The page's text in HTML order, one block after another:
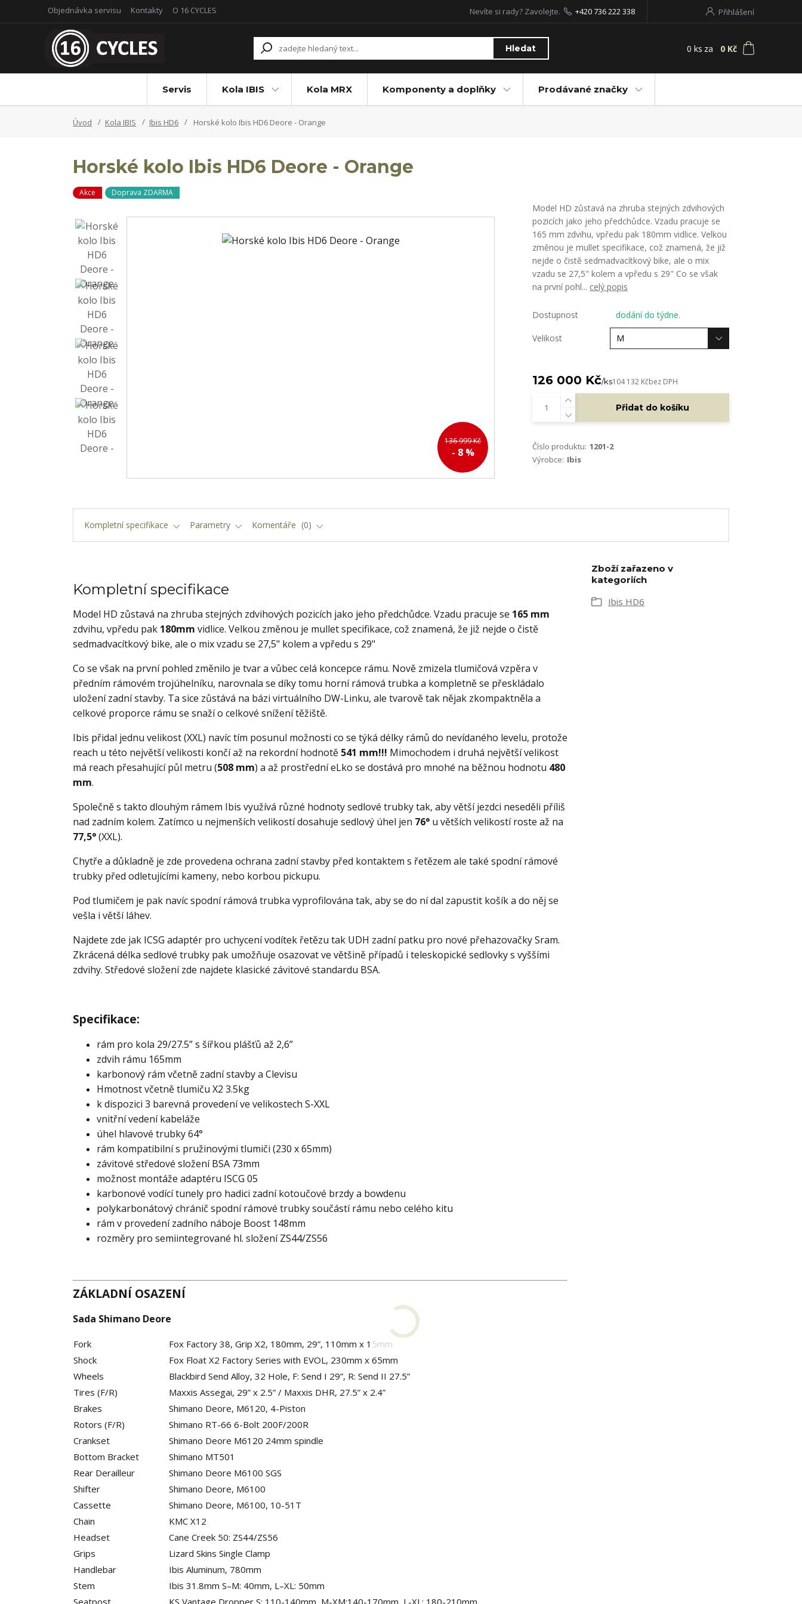
Objednávka servisu Kontakty O 16 CYCLES Přihlášení
Hledat
Nevíte si rady? Zavolejte. +420 736 222 338
0 ks za 0 Kč
Servis Kola IBIS Kola MRX Komponenty a doplňky Prodávané značky
Úvod Kola IBIS Ibis HD6 Horské kolo Ibis HD6 Deore - Orange
Horské kolo Ibis HD6 Deore - Orange
Akce Doprava ZDARMA
136 999 Kč
- 8 %
Model HD zůstavá na zhruba stejných zdvihových
pozicích jako jeho předchůdce. Vzadu pracuje se
165 mm zdvihu, vpředu pak 180mm vidlice. Velkou
změnou je mullet specifikace, což znamená, že již
nejde o čistě sedmadvacítkový bike, ale o mix
vzadu se 27,5" kolem a vpředu s 29" Co se však
na první pohl... celý popis
Dostupnost dodání do týdne.
Velikost
126 000 Kč/ks104 132 Kčbez DPH
Přidat do košíku
Číslo produktu: 1201-2
Výrobce: Ibis
Kompletní specifikace Parametry Komentáře 0
Kompletní specifikace
Model HD zůstavá na zhruba stejných zdvihových pozicích jako jeho předchůdce. Vzadu pracuje se 165 mm
zdvihu, vpředu pak 180mm vidlice. Velkou změnou je mullet specifikace, což znamená, že již nejde o čistě
sedmadvacítkový bike, ale o mix vzadu se 27,5" kolem a vpředu s 29"
Co se však na první pohled změnilo je tvar a vůbec celá koncepce rámu. Nově zmizela tlumičová vzpěra v
předním rámovém trojúhelníku, narovnala se díky tomu horní rámová trubka a kompletně se přeskládalo
uložení zadní stavby. Ta sice zůstává na bázi virtuálního DW-Linku, ale tvarově tak nějak zkompaktněla a
celkové proporce rámu se snaží o celkové snížení těžiště.
Ibis přidal jednu velikost (XXL) navíc tím posunul možnosti co se týká délky rámů do nevídaného levelu, protože
reach u této největší velikosti končí až na rekordní hodnotě 541 mm!!! Mimochodem i druhá největší velikost
má reach přesahující půl metru (508 mm) a až prostřední eLko se dostává pro mnohé na běžnou hodnotu 480
mm.
Společně s takto dlouhým rámem Ibis využívá různé hodnoty sedlové trubky tak, aby větší jezdci neseděli příliš
nad zadním kolem. Zatímco u nejmenších velikostí dosahuje sedlový úhel jen 76° u větších velikostí roste až na
77,5°(XXL).
Chytře a důkladně je zde provedena ochrana zadní stavby před kontaktem s řetězem ale také spodní rámové
trubky před odletujícími kameny, nebo korbou pickupu.
Pod tlumičem je pak navíc spodní rámová trubka vyprofilována tak, aby se do ní dal zapustit košík a do něj se
vešla i větší láhev.
Najdete zde jak ICSG adaptér pro uchycení vodítek řetězu tak UDH zadní patku pro nové přehazovačky Sram.
Zkrácená délka sedlové trubky pak umožňuje osazovat ve většině případů i teleskopické sedlovky s vyššími
zdvihy. Středové složení zde najdete klasické závitové standardu BSA.
Specifikace:
rám pro kola 29/27.5” s šířkou plášťů až 2,6”
zdvih rámu 165mm
karbonový rám včetně zadní stavby a Clevisu
Hmotnost včetně tlumiču X2 3.5kg
k dispozici 3 barevná provedení ve velikostech S-XXL
vnitřní vedení kabeláže
úhel hlavové trubky 64°
rám kompatibilní s pružinovými tlumiči (230 x 65mm)
závitové středové složení BSA 73mm
možnost montáže adaptéru ISCG 05
karbonové vodící tunely pro hadici zadní kotoučové brzdy a bowdenu
polykarbonátový chránič spodní rámové trubky součástí rámu nebo celého kitu
rám v provedení zadního náboje Boost 148mm
rozměry pro semiintegrované hl. složení ZS44/ZS56
ZÁKLADNÍ OSAZENÍ
Sada Shimano Deore
Fork
Fox Factory 38, Grip X2, 180mm, 29”, 110mm x 15mm
Shock
Fox Float X2 Factory Series with EVOL, 230mm x 65mm
Wheels
Blackbird Send Alloy, 32 Hole, F: Send I 29”, R: Send II 27.5”
Tires (F/R)
Maxxis Assegai, 29” x 2.5” / Maxxis DHR, 27.5” x 2.4”
Brakes
Shimano Deore, M6120, 4-Piston
Rotors (F/R)
Shimano RT-66 6-Bolt 200F/200R
Crankset
Shimano Deore M6120 24mm spindle
Bottom Bracket
Shimano MT501
Rear Derailleur
Shimano Deore M6100 SGS
Shifter
Shimano Deore, M6100
Cassette
Shimano Deore, M6100, 10-51T
Chain
KMC X12
Headset
Cane Creek 50: ZS44/ZS56
Grips
Lizard Skins Single Clamp
Handlebar
Ibis Aluminum, 780mm
Stem
Ibis 31.8mm S–M: 40mm, L–XL: 50mm
Seatpost
KS Vantage Dropper S: 110-140mm, M-XM:140-170mm, L-XL: 180-210mm
Zboží zařazeno v
kategoriích
Ibis HD6